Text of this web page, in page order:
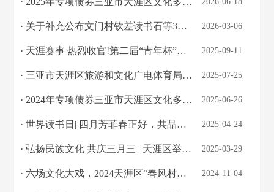
· 关于补充公布文门村钦差读书石等3处文物点为天涯区第四次全国文物普查新发现不可移... 2026-03-06
· 天涯赛事 热烈收官!第二届“青年杯”排球比赛圆满收官！ 2025-09-11
· 三亚市天涯区旅游和文化广电体育局关于扎实做好暑期防溺水工作的通知 2025-07-25
· 2024年专项债券三亚市天涯区文化多馆合一项目自评报告 2025-06-26
· 世界读书日| 四月芳菲春正好，共品书香润天涯 2025-04-24
· 弘扬民族文化 共庆三月三 | 天涯区举办“春风村雨”系列文化活动 2025-03-29
· 六场文化大戏，2024天涯区“春风村雨”村晚系列演出完美收官 2024-11-04